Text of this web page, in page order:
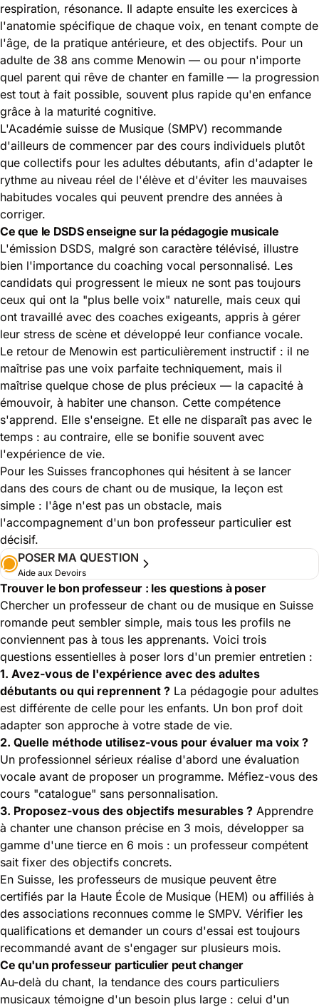
respiration, résonance. Il adapte ensuite les exercices à
l'anatomie spécifique de chaque voix, en tenant compte de
l'âge, de la pratique antérieure, et des objectifs. Pour un
adulte de 38 ans comme Menowin — ou pour n'importe
quel parent qui rêve de chanter en famille — la progression
est tout à fait possible, souvent plus rapide qu'en enfance
grâce à la maturité cognitive.
L'Académie suisse de Musique (SMPV) recommande
d'ailleurs de commencer par des cours individuels plutôt
que collectifs pour les adultes débutants, afin d'adapter le
rythme au niveau réel de l'élève et d'éviter les mauvaises
habitudes vocales qui peuvent prendre des années à
corriger.
Ce que le DSDS enseigne sur la pédagogie musicale
L'émission DSDS, malgré son caractère télévisé, illustre
bien l'importance du coaching vocal personnalisé. Les
candidats qui progressent le mieux ne sont pas toujours
ceux qui ont la "plus belle voix" naturelle, mais ceux qui
ont travaillé avec des coaches exigeants, appris à gérer
leur stress de scène et développé leur confiance vocale.
Le retour de Menowin est particulièrement instructif : il ne
maîtrise pas une voix parfaite techniquement, mais il
maîtrise quelque chose de plus précieux — la capacité à
émouvoir, à habiter une chanson. Cette compétence
s'apprend. Elle s'enseigne. Et elle ne disparaît pas avec le
temps : au contraire, elle se bonifie souvent avec
l'expérience de vie.
Pour les Suisses francophones qui hésitent à se lancer
dans des cours de chant ou de musique, la leçon est
simple : l'âge n'est pas un obstacle, mais
l'accompagnement d'un bon professeur particulier est
décisif.
POSER MA QUESTION
Aide aux Devoirs
Trouver le bon professeur : les questions à poser
Chercher un professeur de chant ou de musique en Suisse
romande peut sembler simple, mais tous les profils ne
conviennent pas à tous les apprenants. Voici trois
questions essentielles à poser lors d'un premier entretien :
1. Avez-vous de l'expérience avec des adultes
débutants ou qui reprennent ? La pédagogie pour adultes
est différente de celle pour les enfants. Un bon prof doit
adapter son approche à votre stade de vie.
2. Quelle méthode utilisez-vous pour évaluer ma voix ?
Un professionnel sérieux réalise d'abord une évaluation
vocale avant de proposer un programme. Méfiez-vous des
cours "catalogue" sans personnalisation.
3. Proposez-vous des objectifs mesurables ? Apprendre
à chanter une chanson précise en 3 mois, développer sa
gamme d'une tierce en 6 mois : un professeur compétent
sait fixer des objectifs concrets.
En Suisse, les professeurs de musique peuvent être
certifiés par la Haute École de Musique (HEM) ou affiliés à
des associations reconnues comme le SMPV. Vérifier les
qualifications et demander un cours d'essai est toujours
recommandé avant de s'engager sur plusieurs mois.
Ce qu'un professeur particulier peut changer
Au-delà du chant, la tendance des cours particuliers
musicaux témoigne d'un besoin plus large : celui d'un